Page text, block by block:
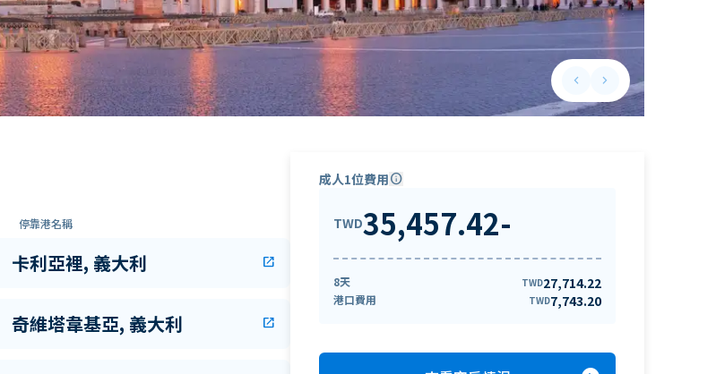
keyboard_arrow_leftPrevious slide
keyboard_arrow_rightNext slide
停靠港名稱
卡利亞裡, 義大利 open_in_new
奇維塔韋基亞, 義大利 open_in_new
成人1位費用info
TWD35,457.42-
8天 TWD27,714.22
港口費用 TWD7,743.20